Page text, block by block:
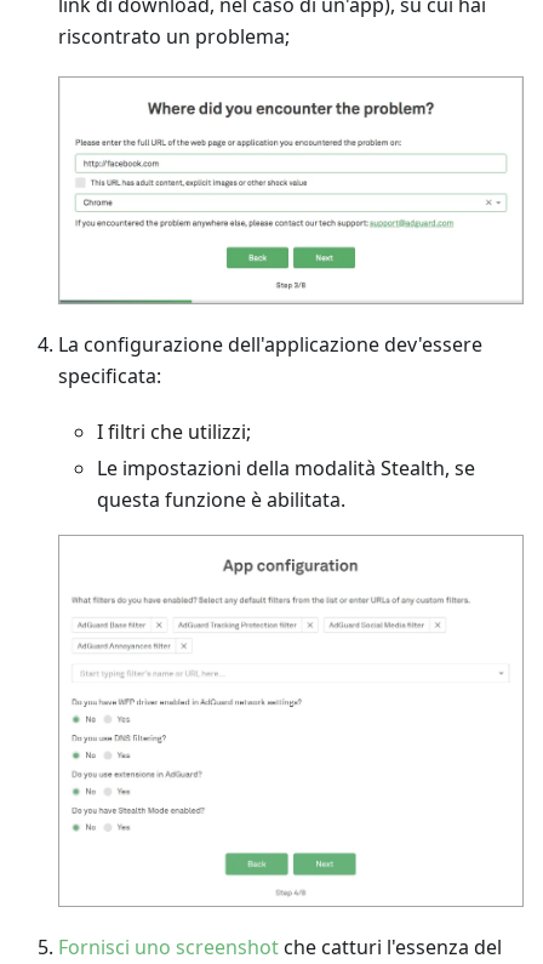
riscontrato un problema;
La configurazione dell'applicazione dev'essere
specificata:
I filtri che utilizzi;
Le impostazioni della modalità Stealth, se
questa funzione è abilitata.
Fornisci uno screenshotche catturi l'essenza del